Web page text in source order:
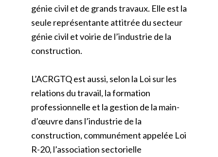
génie civil et de grands travaux. Elle est la
seule représentante attitrée du secteur
génie civil et voirie de l’industrie de la
construction.
L’ACRGTQ est aussi, selon la Loi sur les
relations du travail, la formation
professionnelle et la gestion de la main-
d’œuvre dans l’industrie de la
construction, communément appelée Loi
R-20, l’association sectorielle